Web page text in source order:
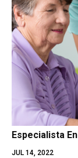
Especialista
JUL 14, 2022